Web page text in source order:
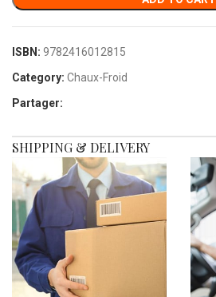
ISBN: 9782416012815
Category: Chaux-Froid
Partager:
SHIPPING & DELIVERY